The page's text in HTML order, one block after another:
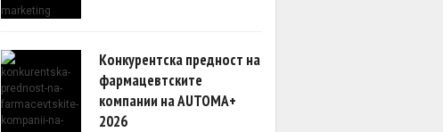
Конкурентска предност на
фармацевтските
компании на AUTOMA+
2026